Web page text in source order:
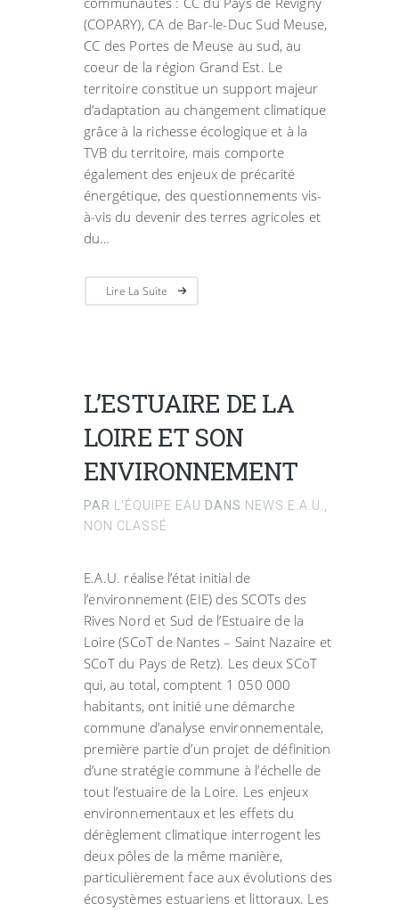
(COPARY), CA de Bar-le-Duc Sud Meuse,
CC des Portes de Meuse au sud, au
coeur de la région Grand Est. Le
territoire constitue un support majeur
d’adaptation au changement climatique
grâce à la richesse écologique et à la
TVB du territoire, mais comporte
également des enjeux de précarité
énergétique, des questionnements vis-
à-vis du devenir des terres agricoles et
du…
Lire La Suite
L’ESTUAIRE DE LA
LOIRE ET SON
ENVIRONNEMENT
PAR L'ÉQUIPE EAU DANS NEWS E.A.U.
NON CLASSÉ
E.A.U. réalise l’état initial de
l’environnement (EIE) des SCOTs des
Rives Nord et Sud de l’Estuaire de la
Loire (SCoT de Nantes – Saint Nazaire et
SCoT du Pays de Retz). Les deux SCoT
qui, au total, comptent 1 050 000
habitants, ont initié une démarche
commune d’analyse environnementale,
première partie d’un projet de définition
d’une stratégie commune à l’échelle de
tout l’estuaire de la Loire. Les enjeux
environnementaux et les effets du
dérèglement climatique interrogent les
deux pôles de la même manière,
particulièrement face aux évolutions des
écosystèmes estuariens et littoraux. Les